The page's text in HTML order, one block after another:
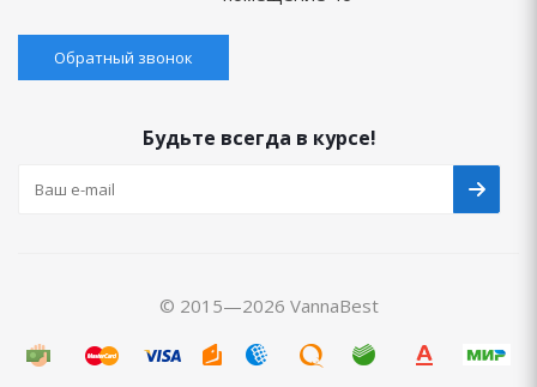
Обратный звонок
Будьте всегда в курсе!
© 2015—2026 VannaBest